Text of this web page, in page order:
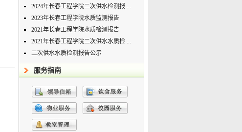
2024年长春工程学院二次供水检测报 ...
2023年长春工程学院水质监测报告
2021年长春工程学院水质检测报告
2021年长春工程学院二次供水水质检 ...
二次供水水质检测报告公示
服务指南